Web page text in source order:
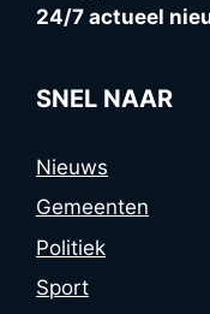
24/7 actueel
SNEL NAAR
Nieuws
Gemeenten
Politiek
Sport